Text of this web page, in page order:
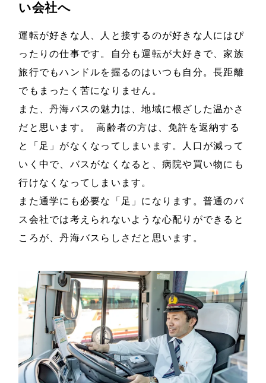
い会社へ
運転が好きな人、人と接するのが好きな人にはぴ
ったりの仕事です。自分も運転が大好きで、家族
旅行でもハンドルを握るのはいつも自分。長距離
でもまったく苦になりません。
また、丹海バスの魅力は、地域に根ざした温かさ
だと思います。 高齢者の方は、免許を返納する
と「足」がなくなってしまいます。人口が減って
いく中で、バスがなくなると、病院や買い物にも
行けなくなってしまいます。
また通学にも必要な「足」になります。普通のバ
ス会社では考えられないような心配りができると
ころが、丹海バスらしさだと思います。